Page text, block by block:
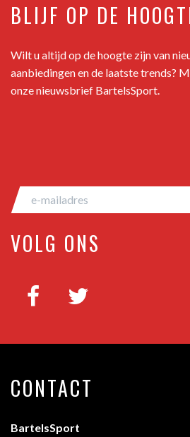
BLIJF OP DE
Wilt u altijd op de hoogte zijn van
aanbiedingen en de laatste trends?
onze nieuwsbrief BartelsSport.
VOLG ONS
CONTACT
BartelsSport